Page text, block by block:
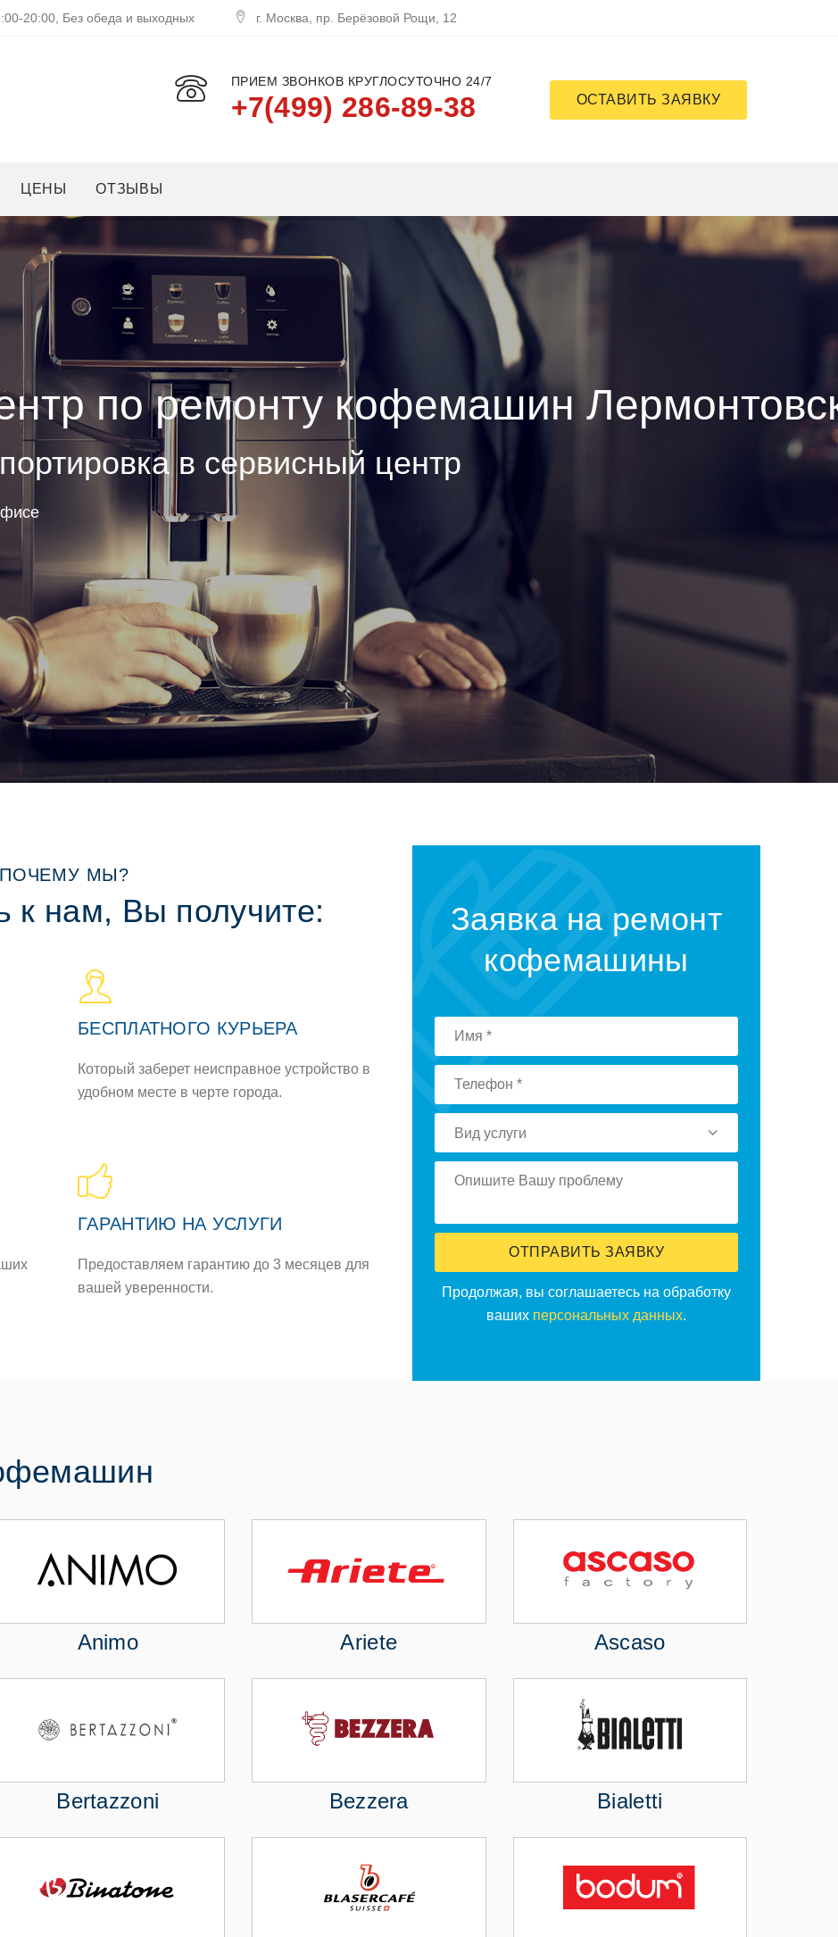
20:00, Без обеда и выходных г. Москва, пр. Берёзовой Рощи, 12
ПРИЕМ ЗВОНКОВ КРУГЛОСУТОЧНО 24/7
+7(499) 286-89-38 ОСТАВИТЬ ЗАЯВКУ
ЦЕНЫ ОТЗЫВЫ
по ремонту кофемашин
в сервисный центр
ПОЧЕМУ МЫ?
к нам, Вы получите:
БЕСПЛАТНОГО КУРЬЕРА
Который заберет неисправное устройство в
удобном месте в черте города.
ГАРАНТИЮ НА УСЛУГИ
Предоставляем гарантию до 3 месяцев для
вашей уверенности.
Заявка на ремонт
кофемашины
Вид услуги
ОТПРАВИТЬ ЗАЯВКУ
Продолжая, вы соглашаетесь на обработку
ваших персональных данных.
Animo Ariete Ascaso
Bertazzoni Bezzera Bialetti